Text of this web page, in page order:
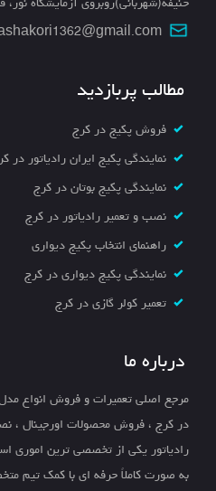
مطالب پربازدید
فروش پکیج در کرج
نمایندگی پکیج ایران رادیاتور در
نمایندگی پکیج بوتان در کرج
نصب و تعمیر رادیاتور در کرج
راهنمای انتخاب پکیج دیواری
نمایندگی پکیج دیواری در کرج
تعمیر کولر گازی در کرج
درباره ما
مرجع اصلی تعمیرات و فروش انواع مدل
در کرج ، فروش محصولات اورجینال ،
رادیاتور یکی از تخصصی ترین اموری
به صورت کاملاً حرفه ای با کمک تیم